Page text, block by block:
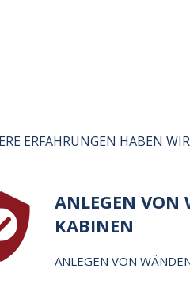
ERFAHRUNGEN HABEN
ANLEGEN VON
KABINEN
ANLEGEN VON